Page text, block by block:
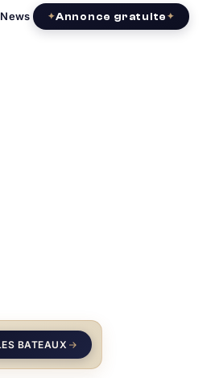
News Annonce gratuite
BATEAUX